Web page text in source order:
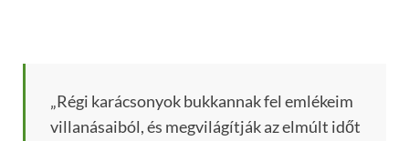
„Régi karácsonyok bukkannak fel emlékeim
villanásaiból, és megvilágítják az elmúlt időt